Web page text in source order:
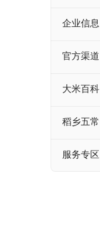
企业信息
官方渠道
大米百科
稻乡五常
服务专区